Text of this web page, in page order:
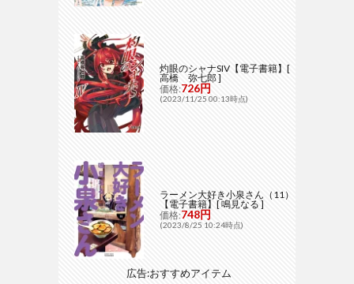
灼眼のシャナSIV【電子書籍】[
高橋 弥七郎 ]
価格:726円
(2023/11/25 00:13時点)
ラーメン大好き小泉さん（11）
【電子書籍】[ 鳴見なる ]
価格:748円
(2023/8/25 10:24時点)
広告:おすすめアイテム